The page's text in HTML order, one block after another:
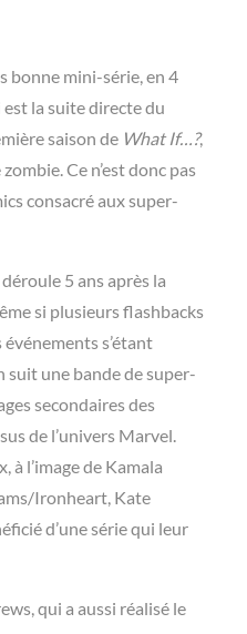
bonne mini-série, en 4
la suite directe du
saison de What If…?,
Ce n’est donc pas
consacré aux super-
5 ans après la
si plusieurs flashbacks
s’étant
suit une bande de super-
secondaires des
de l’univers Marvel.
à l’image de Kamala
Ironheart, Kate
d’une série qui leur
qui a aussi réalisé le